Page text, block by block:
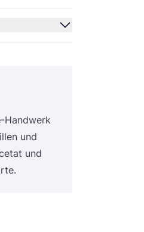
-Hand­werk
und
und